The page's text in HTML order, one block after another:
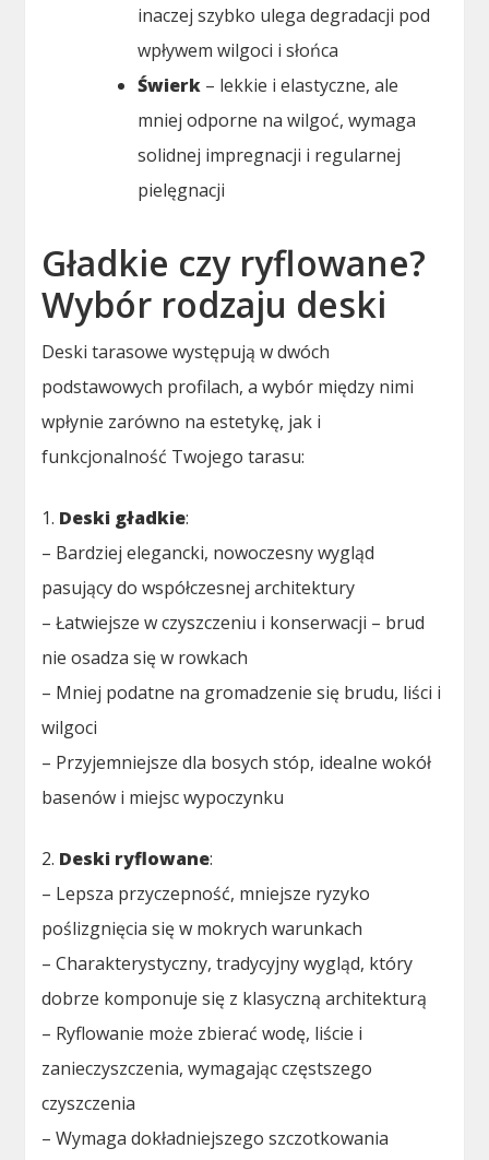
inaczej szybko ulega degradacji pod
wpływem wilgoci i słońca
Świerk – lekkie i elastyczne, ale
mniej odporne na wilgoć, wymaga
solidnej impregnacji i regularnej
pielęgnacji
Gładkie czy ryflowane?
Wybór rodzaju deski
Deski tarasowe występują w dwóch
podstawowych profilach, a wybór między nimi
wpłynie zarówno na estetykę, jak i
funkcjonalność Twojego tarasu:
1. Deski gładkie:
– Bardziej elegancki, nowoczesny wygląd
pasujący do współczesnej architektury
– Łatwiejsze w czyszczeniu i konserwacji – brud
nie osadza się w rowkach
– Mniej podatne na gromadzenie się brudu, liści i
wilgoci
– Przyjemniejsze dla bosych stóp, idealne wokół
basenów i miejsc wypoczynku
2. Deski ryflowane:
– Lepsza przyczepność, mniejsze ryzyko
poślizgnięcia się w mokrych warunkach
– Charakterystyczny, tradycyjny wygląd, który
dobrze komponuje się z klasyczną architekturą
– Ryflowanie może zbierać wodę, liście i
zanieczyszczenia, wymagając częstszego
czyszczenia
– Wymaga dokładniejszego szczotkowania